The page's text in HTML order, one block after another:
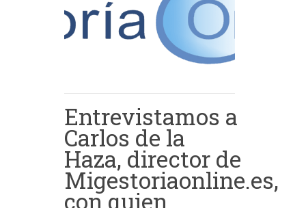
Entrevistamos a
Carlos de la
Haza, director de
Migestoriaonline.es,
con quien